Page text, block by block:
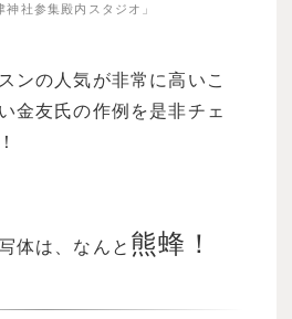
社参集殿内スタジオ」
ンの人気が非常に高いこ
金友氏の作例を是非チェ
体は、なんと 熊蜂！